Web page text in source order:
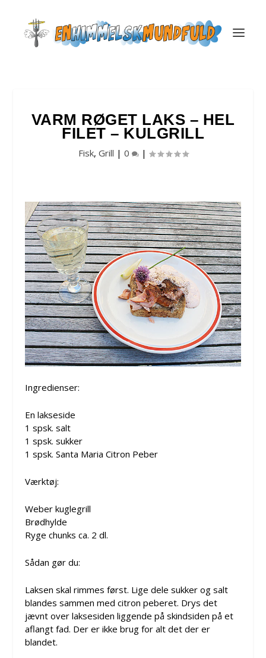
VARM RØGET LAKS – HEL
FILET – KULGRILL
Fisk, Grill | 0 |
Ingredienser:
En lakseside
1 spsk. salt
1 spsk. sukker
1 spsk. Santa Maria Citron Peber
Værktøj:
Weber kuglegrill
Brødhylde
Ryge chunks ca. 2 dl.
Sådan gør du:
Laksen skal rimmes først. Lige dele sukker og salt
blandes sammen med citron peberet. Drys det
jævnt over laksesiden liggende på skindsiden på et
aflangt fad. Der er ikke brug for alt det der er
blandet.